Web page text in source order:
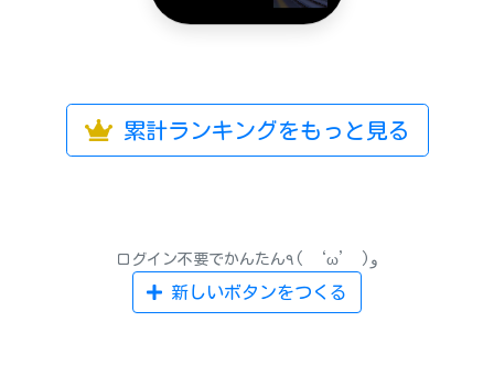
累計ランキングをもっと見る
ログイン不要でかんたん٩( ‘ω’ )و
新しいボタンをつくる